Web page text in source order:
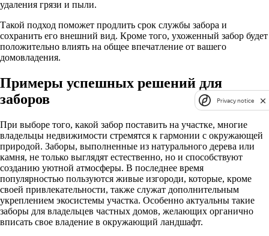
удаления грязи и пыли.
Такой подход поможет продлить срок службы забора и
сохранить его внешний вид. Кроме того, ухоженный забор будет
положительно влиять на общее впечатление от вашего
домовладения.
Примеры успешных решений для
заборов
При выборе того, какой забор поставить на участке, многие
владельцы недвижимости стремятся к гармонии с окружающей
природой. Заборы, выполненные из натурального дерева или
камня, не только выглядят естественно, но и способствуют
созданию уютной атмосферы. В последнее время
популярностью пользуются живые изгороди, которые, кроме
своей привлекательности, также служат дополнительным
укреплением экосистемы участка. Особенно актуальны такие
заборы для владельцев частных домов, желающих органично
вписать свое владение в окружающий ландшафт.
Privacy notice